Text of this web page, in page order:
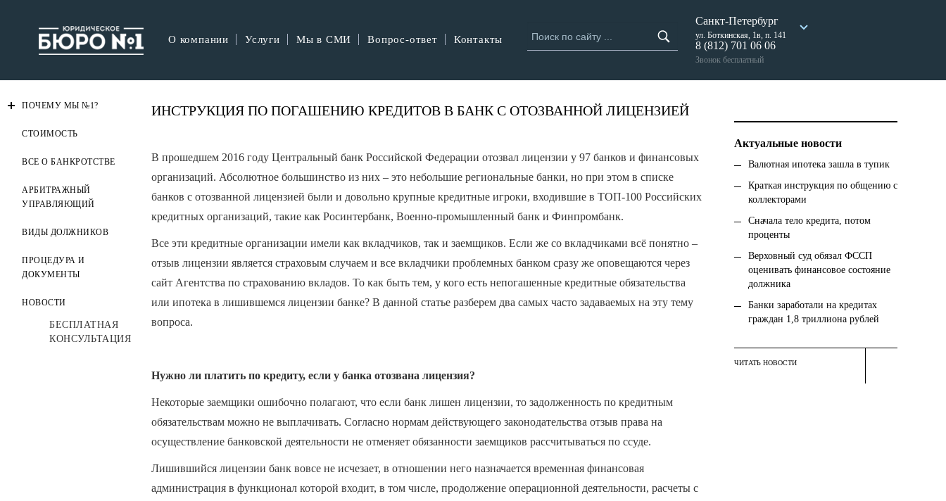
О компании Услуги Мы в СМИ Вопрос-ответ Контакты
Санкт-Петербург
ул. Боткинская, 1в, п. 141
8 (812) 701 06 06
Звонок бесплатный
ПОЧЕМУ МЫ №1?
СТОИМОСТЬ
ВСЕ О БАНКРОТСТВЕ
АРБИТРАЖНЫЙ
УПРАВЛЯЮЩИЙ
ВИДЫ ДОЛЖНИКОВ
ПРОЦЕДУРА И
ДОКУМЕНТЫ
НОВОСТИ
БЕСПЛАТНАЯ
КОНСУЛЬТАЦИЯ
ИНСТРУКЦИЯ ПО ПОГАШЕНИЮ КРЕДИТОВ В БАНК С ОТОЗВАННОЙ ЛИЦЕНЗИЕЙ
В прошедшем 2016 году Центральный банк Российской Федерации отозвал лицензии у 97 банков и финансовых
организаций. Абсолютное большинство из них – это небольшие региональные банки, но при этом в списке
банков с отозванной лицензией были и довольно крупные кредитные игроки, входившие в ТОП-100 Российских
кредитных организаций, такие как Росинтербанк, Военно-промышленный банк и Финпромбанк.
Все эти кредитные организации имели как вкладчиков, так и заемщиков. Если же со вкладчиками всё понятно –
отзыв лицензии является страховым случаем и все вкладчики проблемных банком сразу же оповещаются через
сайт Агентства по страхованию вкладов. То как быть тем, у кого есть непогашенные кредитные обязательства
или ипотека в лишившемся лицензии банке? В данной статье разберем два самых часто задаваемых на эту тему
вопроса.
Нужно ли платить по кредиту, если у банка отозвана лицензия?
Некоторые заемщики ошибочно полагают, что если банк лишен лицензии, то задолженность по кредитным
обязательствам можно не выплачивать. Согласно нормам действующего законодательства отзыв права на
осуществление банковской деятельности не отменяет обязанности заемщиков рассчитываться по ссуде.
Лишившийся лицензии банк вовсе не исчезает, в отношении него назначается временная финансовая
администрация в функционал которой входит, в том числе, продолжение операционной деятельности, расчеты с
Актуальные новости
Валютная ипотека зашла в тупик
Краткая инструкция по общению с
коллекторами
Сначала тело кредита, потом
проценты
Верховный суд обязал ФССП
оценивать финансовое состояние
должника
Банки заработали на кредитах
граждан 1,8 триллиона рублей
ЧИТАТЬ НОВОСТИ